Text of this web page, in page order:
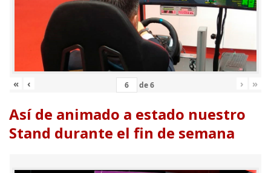
« ‹ de6 › »
Así de animado a estado nuestro
Stand durante el fin de semana